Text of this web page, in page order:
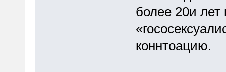
более 20и
коннтоацию.